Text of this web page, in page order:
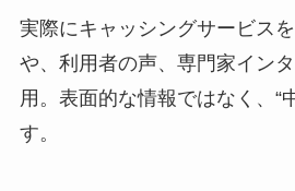
実際にキャッシングサービス
や、利用者の声、専門家イン
用。表面的な情報ではなく、“
す。